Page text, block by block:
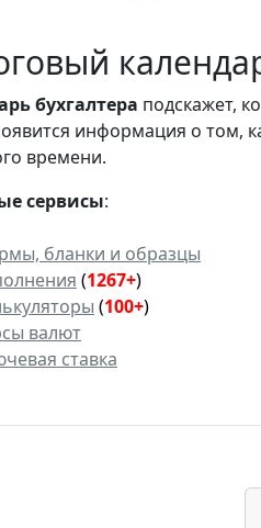
бухгалтера подскажет,
информация о том,
времени.
сервисы:
бланки и образцы
(1267+)
(100+)
валют
ставка